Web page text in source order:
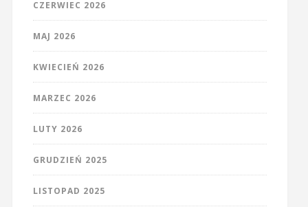
CZERWIEC 2026
MAJ 2026
KWIECIEŃ 2026
MARZEC 2026
LUTY 2026
GRUDZIEŃ 2025
LISTOPAD 2025